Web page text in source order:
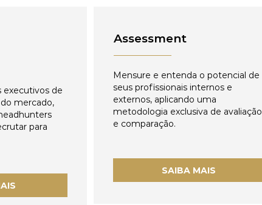
executivos de
mercado,
para
Assessment
Mensure e entenda o potencial de
seus profissionais internos e
externos, aplicando uma
metodologia exclusiva de avaliação
e comparação.
SAIBA MAIS